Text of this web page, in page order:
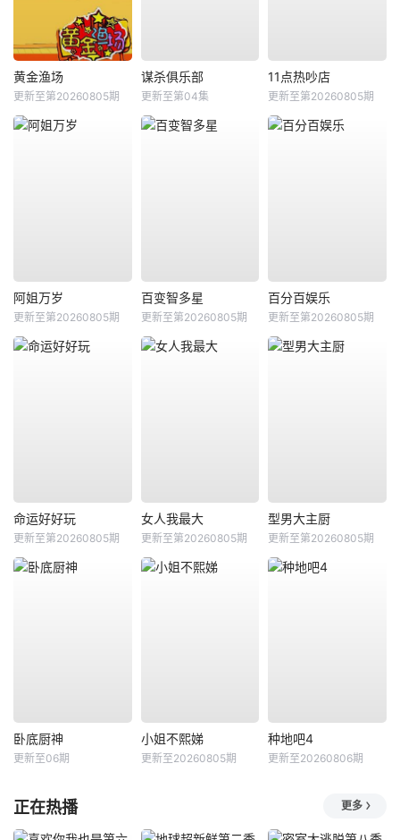
黄金渔场
更新至第20260805期
谋杀俱乐部
更新至第04集
11点热吵店
更新至第20260805期
阿姐万岁
更新至第20260805期
百变智多星
更新至第20260805期
百分百娱乐
更新至第20260805期
命运好好玩
更新至第20260805期
女人我最大
更新至第20260805期
型男大主厨
更新至第20260805期
卧底厨神
更新至06期
小姐不熙娣
更新至20260805期
种地吧4
更新至20260806期
正在热播 更多